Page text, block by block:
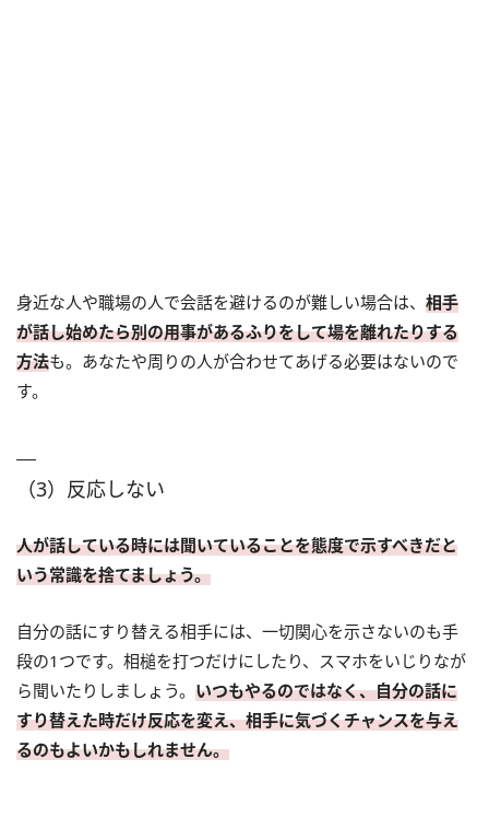
身近な人や職場の人で会話を避けるのが難しい場合は、 相手
が話し始めたら別の用事があるふりをして場を離れたりする
方法も。あなたや周りの人が合わせてあげる必要はないので
す。
（3）反応しない
人が話している時には聞いていることを態度で示すべきだと
いう常識を捨てましょう。
自分の話にすり替える相手には、一切関心を示さないのも手
段の1つです。相槌を打つだけにしたり、スマホをいじりなが
ら聞いたりしましょう。 いつもやるのではなく、自分の話に
すり替えた時だけ反応を変え、相手に気づくチャンスを与え
るのもよいかもしれません。